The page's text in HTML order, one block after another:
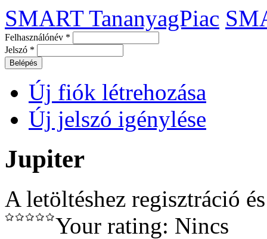
SMART TananyagPiac
Felhasználónév *
Jelszó *
Új fiók létrehozása
Új jelszó igénylése
Jupiter
A letöltéshez regisztráció
Your rating: Nincs